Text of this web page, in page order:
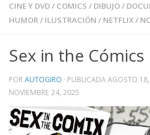
CINE Y DVD/ COMICS / DIBUJO/
HUMOR/ ILUSTRACIÓN / NETFLIX/
Sex in the Cómics
PORAUTOGIRO · PUBLICADAAGOSTO
NOVIEMBRE 24, 2025